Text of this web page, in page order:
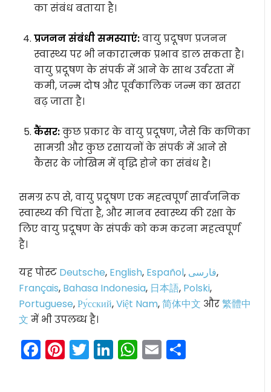
का संबंध बताया है।
प्रजनन संबंधी समस्याएं:वायु प्रदूषण प्रजनन
स्वास्थ्य पर भी नकारात्मक प्रभाव डाल सकता है।
वायु प्रदूषण के संपर्क में आने के साथ उर्वरता में
कमी, जन्म दोष और पूर्वकालिक जन्म का खतरा
बढ़ जाता है।
कैंसर:कुछ प्रकार के वायु प्रदूषण, जैसे कि कणिका
सामग्री और कुछ रसायनों के संपर्क में आने से
कैंसर के जोखिम में वृद्धि होने का संबंध है।
समग्र रूप से, वायु प्रदूषण एक महत्वपूर्ण सार्वजनिक
स्वास्थ्य की चिंता है, और मानव स्वास्थ्य की रक्षा के
लिए वायु प्रदूषण के संपर्क को कम करना महत्वपूर्ण
है।
यह पोस्ट Deutsche, English, Español, فارسی,
Français, Bahasa Indonesia, 日本語, Polski,
Portuguese,Ру́сский,Việt Nam,简体中文 और繁體中
文 में भी उपलब्ध है।
Facebook
Pinterest
Twitter
LinkedIn
WhatsApp
Email